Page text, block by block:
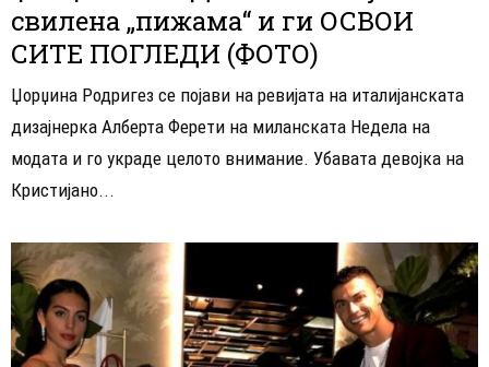
свилена „пижама“ и ги ОСВОИ
СИТЕ ПОГЛЕДИ (ФОТО)
Џорџина Родригез се појави на ревијата на италијанската
дизајнерка Алберта Ферети на миланската Недела на
модата и го украде целото внимание. Убавата девојка на
Кристијано...